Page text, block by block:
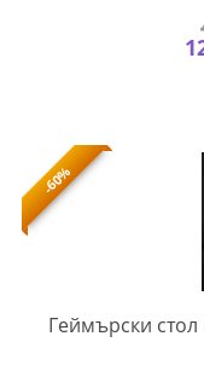
-60%
Геймърски